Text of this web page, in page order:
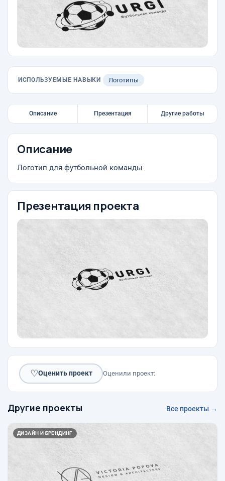
ИСПОЛЬЗУЕМЫЕ НАВЫКИ Логотипы
Описание Презентация Другие работы
Описание
Логотип для футбольной команды
Презентация проекта
♡Оценить проект Оценили проект:
Другие проекты Все проекты →
ДИЗАЙН И БРЕНДИНГ